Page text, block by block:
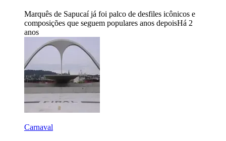
Marquês de Sapucaí já foi palco de desfiles icônicos e
composições que seguem populares anos depoisHá 2
anos
Carnaval